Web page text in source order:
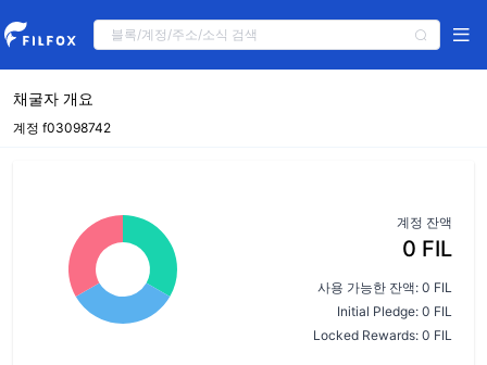
채굴자 개요
계정 f03098742
계정 잔액
0 FIL
사용 가능한 잔액: 0 FIL
Initial Pledge: 0 FIL
Locked Rewards: 0 FIL